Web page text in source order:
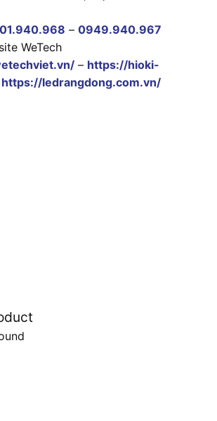
– 0949.940.967
WeTech
– https://hioki-
https://ledrangdong.com.vn/